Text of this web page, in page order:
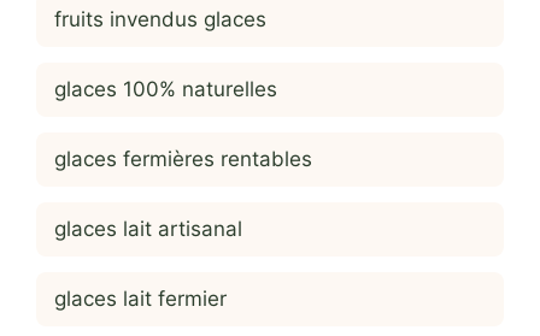
fruits invendus glaces
glaces 100% naturelles
glaces fermières rentables
glaces lait artisanal
glaces lait fermier